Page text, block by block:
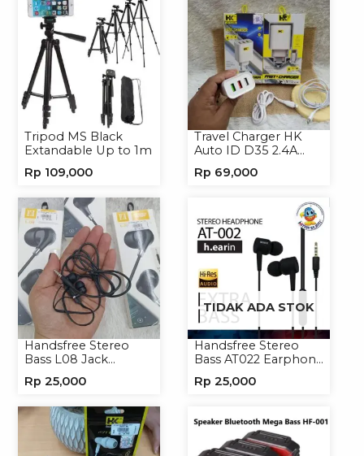
Tripod MS Black
Extandable Up to 1m
Rp 109,000
Travel Charger HK
Auto ID D35 2.4A
Rp 69,000
Handsfree Stereo
Bass L08 Jack
Headphone
Rp 25,000
TIDAK ADA STOK
Handsfree Stereo
Bass AT022 Earphone
Rp 25,000